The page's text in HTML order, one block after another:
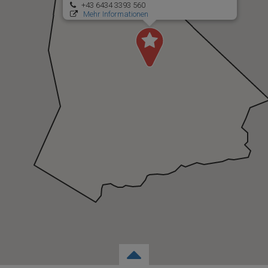
+43 6434 3393 560
Mehr Informationen